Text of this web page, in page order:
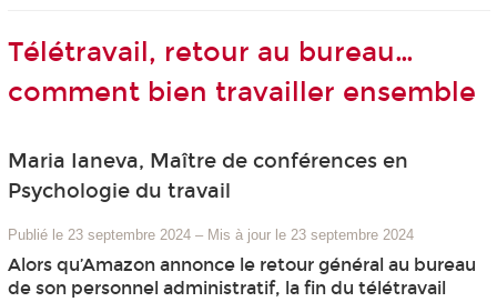
Télétravail, retour au bureau…
comment bien travailler ensemble
Maria Ianeva, Maître de conférences en
Psychologie du travail
Publié le 23 septembre 2024 – Mis à jour le 23 septembre 2024
Alors qu’Amazon annonce le retour général au bureau
de son personnel administratif, la fin du télétravail